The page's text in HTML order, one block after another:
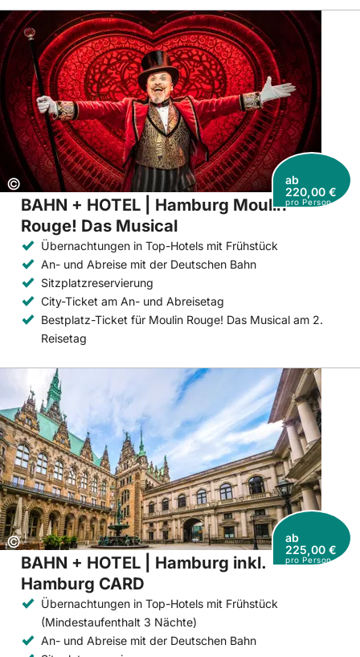
Copyright:
©
ab
220,00 €
pro Person
BAHN + HOTEL | Hamburg Moulin
Rouge! Das Musical
Übernachtungen in Top-Hotels mit Frühstück
An- und Abreise mit der Deutschen Bahn
Sitzplatzreservierung
City-Ticket am An- und Abreisetag
Bestplatz-Ticket für Moulin Rouge! Das Musical am 2.
Reisetag
Copyright:
©
ab
225,00 €
pro Person
BAHN + HOTEL | Hamburg inkl.
Hamburg CARD
Übernachtungen in Top-Hotels mit Frühstück
(Mindestaufenthalt 3 Nächte)
An- und Abreise mit der Deutschen Bahn